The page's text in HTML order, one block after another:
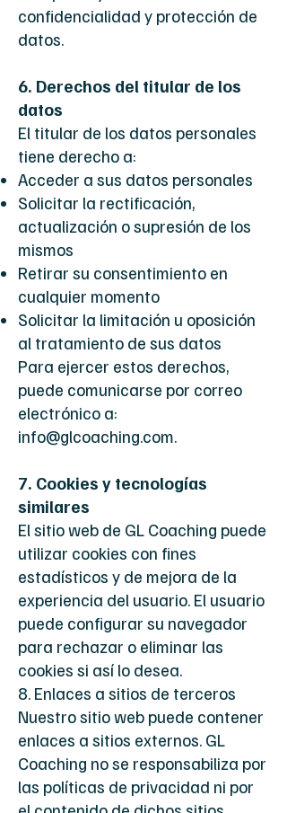
confidencialidad y protección de
datos.
6. Derechos del titular de los
datos
El titular de los datos personales
tiene derecho a:
Acceder a sus datos personales
Solicitar la rectificación,
actualización o supresión de los
mismos
Retirar su consentimiento en
cualquier momento
Solicitar la limitación u oposición
al tratamiento de sus datos
Para ejercer estos derechos,
puede comunicarse por correo
electrónico a:
info@glcoaching.com.
7. Cookies y tecnologías
similares
El sitio web de GL Coaching puede
utilizar cookies con fines
estadísticos y de mejora de la
experiencia del usuario. El usuario
puede configurar su navegador
para rechazar o eliminar las
cookies si así lo desea.
8. Enlaces a sitios de terceros
Nuestro sitio web puede contener
enlaces a sitios externos. GL
Coaching no se responsabiliza por
las políticas de privacidad ni por